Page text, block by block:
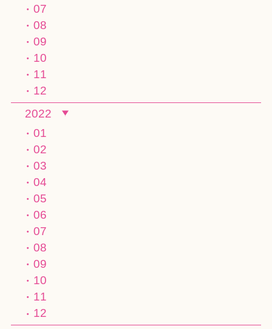
07
08
09
10
11
12
2022
01
02
03
04
05
06
07
08
09
10
11
12